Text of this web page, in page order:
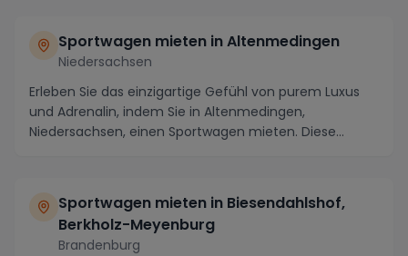
Sportwagen mieten in Altenmedingen
Niedersachsen
Erleben Sie das einzigartige Gefühl von purem Luxus
und Adrenalin, indem Sie in Altenmedingen,
Niedersachsen, einen Sportwagen mieten. Diese
Sportwagen mieten in Biesendahlshof,
Berkholz-Meyenburg
Brandenburg